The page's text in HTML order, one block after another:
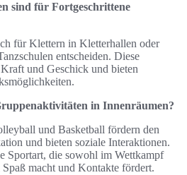
sind für Fortgeschrittene
für Klettern in Kletterhallen oder
entscheiden. Diese
und Geschick und bieten
in Innenräumen?
und Basketball fördern den
und bieten soziale Interaktionen.
Sportart, die sowohl im Wettkampf
macht und Kontakte fördert.